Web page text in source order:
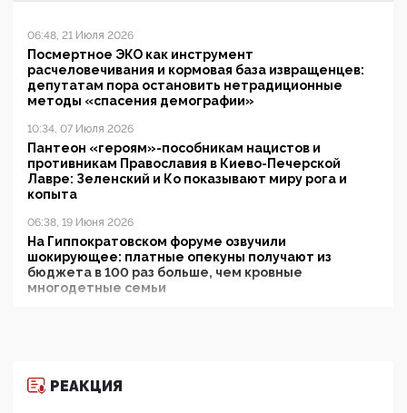
06:48, 21 Июля 2026
Посмертное ЭКО как инструмент
расчеловечивания и кормовая база извращенцев:
депутатам пора остановить нетрадиционные
методы «спасения демографии»
10:34, 07 Июля 2026
Пантеон «героям»-пособникам нацистов и
противникам Православия в Киево-Печерской
Лавре: Зеленский и Ко показывают миру рога и
копыта
06:38, 19 Июня 2026
На Гиппократовском форуме озвучили
шокирующее: платные опекуны получают из
бюджета в 100 раз больше, чем кровные
многодетные семьи
11:53, 09 Июня 2026
РЕАКЦИЯ